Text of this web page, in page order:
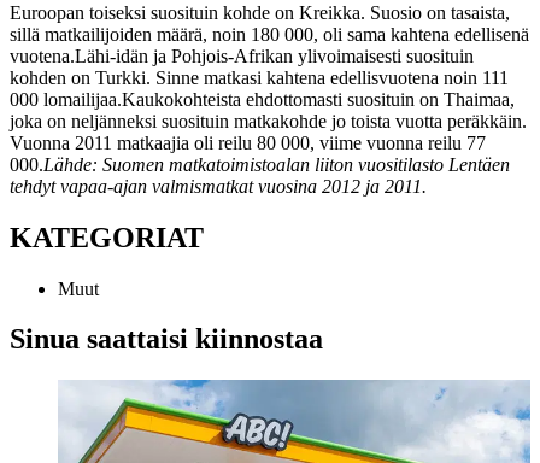
Euroopan toiseksi suosituin kohde on Kreikka. Suosio on tasaista,
sillä matkailijoiden määrä, noin 180 000, oli sama kahtena edellisenä
vuotena.Lähi-idän ja Pohjois-Afrikan ylivoimaisesti suosituin
kohden on Turkki. Sinne matkasi kahtena edellisvuotena noin 111
000 lomailijaa.Kaukokohteista ehdottomasti suosituin on Thaimaa,
joka on neljänneksi suosituin matkakohde jo toista vuotta peräkkäin.
Vuonna 2011 matkaajia oli reilu 80 000, viime vuonna reilu 77
000.Lähde: Suomen matkatoimistoalan liiton vuositilasto Lentäen
tehdyt vapaa-ajan valmismatkat vuosina 2012 ja 2011.
KATEGORIAT
Muut
Sinua saattaisi kiinnostaa